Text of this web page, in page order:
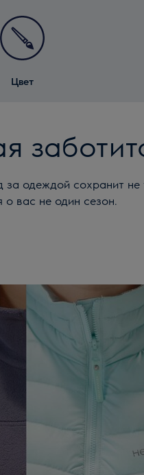
Цвет
одеждой сохранит не
о вас не один сезон.